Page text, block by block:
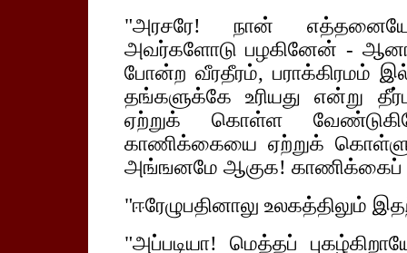
"அரசரே! நான்
அவர்களோடு பழகினேன் -
போன்ற வீரதீரம்,
தங்களுக்கே உரியது என்று
ஏற்றுக் கொள்ள
காணிக்கையை ஏற்றுக்
அங்ஙனமே ஆகுக! காணிக்கைப்
"ஈரேழுபதினாலு உலகத்திலும்
"அப்படியா! மெத்தப்